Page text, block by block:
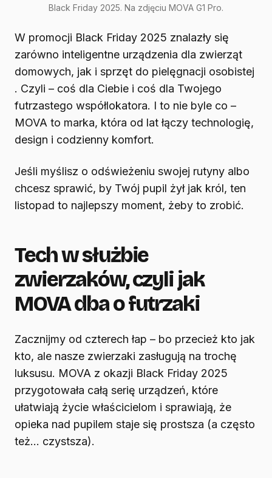
Black Friday 2025. Na zdjęciu MOVA G1 Pro.
W promocji Black Friday 2025 znalazły się
zarówno inteligentne urządzenia dla zwierząt
domowych, jak i sprzęt do pielęgnacji osobistej
. Czyli – coś dla Ciebie i coś dla Twojego
futrzastego współlokatora. I to nie byle co –
MOVA to marka, która od lat łączy technologię,
design i codzienny komfort.
Jeśli myślisz o odświeżeniu swojej rutyny albo
chcesz sprawić, by Twój pupil żył jak król, ten
listopad to najlepszy moment, żeby to zrobić.
Tech w służbie
zwierzaków, czyli jak
MOVA dba o futrzaki
Zacznijmy od czterech łap – bo przecież kto jak
kto, ale nasze zwierzaki zasługują na trochę
luksusu. MOVA z okazji Black Friday 2025
przygotowała całą serię urządzeń, które
ułatwiają życie właścicielom i sprawiają, że
opieka nad pupilem staje się prostsza (a często
też… czystsza).